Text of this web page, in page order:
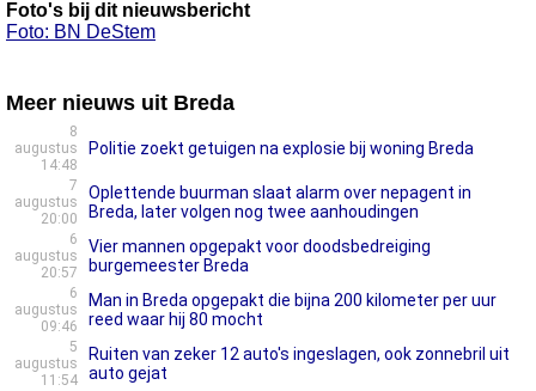
Foto's bij dit nieuwsbericht
Foto: BN DeStem
Meer nieuws uit Breda
8
augustus
14:48
Politie zoekt getuigen na explosie bij woning Breda
7
augustus
20:00
Oplettende buurman slaat alarm over nepagent in
Breda, later volgen nog twee aanhoudingen
6
augustus
20:57
Vier mannen opgepakt voor doodsbedreiging
burgemeester Breda
6
augustus
09:46
Man in Breda opgepakt die bijna 200 kilometer per uur
reed waar hij 80 mocht
5
augustus
11:54
Ruiten van zeker 12 auto's ingeslagen, ook zonnebril uit
auto gejat